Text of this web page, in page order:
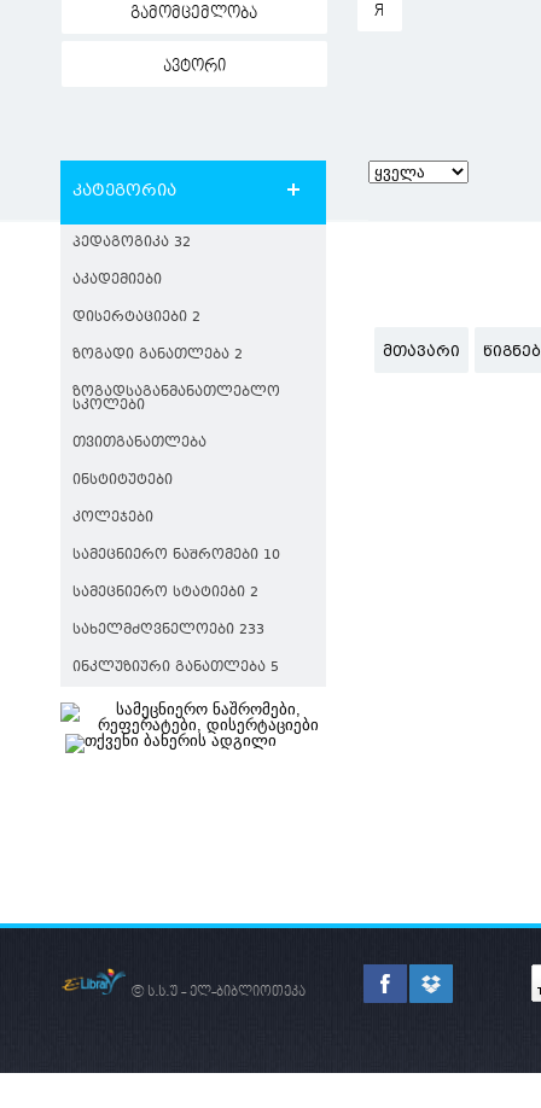
გამომცემლობა
ავტორი
Я
კატეგორია
ᲞᲔᲓᲐᲒᲝᲒᲘᲙᲐ 32
ᲐᲙᲐᲓᲔᲛᲘᲔᲑᲘ
ᲓᲘᲡᲔᲠᲢᲐᲪᲘᲔᲑᲘ 2
ᲖᲝᲒᲐᲓᲘ ᲒᲐᲜᲐᲗᲚᲔᲑᲐ 2
ᲖᲝᲒᲐᲓᲡᲐᲒᲐᲜᲛᲐᲜᲐᲗᲚᲔᲑᲚᲝ
ᲡᲙᲝᲚᲔᲑᲘ
ᲗᲕᲘᲗᲒᲐᲜᲐᲗᲚᲔᲑᲐ
ᲘᲜᲡᲢᲘᲢᲣᲢᲔᲑᲘ
ᲙᲝᲚᲔᲯᲔᲑᲘ
ᲡᲐᲛᲔᲪᲜᲘᲔᲠᲝ ᲜᲐᲨᲠᲝᲛᲔᲑᲘ 10
ᲡᲐᲛᲔᲪᲜᲘᲔᲠᲝ ᲡᲢᲐᲢᲘᲔᲑᲘ 2
ᲡᲐᲮᲔᲚᲛᲫᲦᲕᲜᲔᲚᲝᲔᲑᲘ 233
ᲘᲜᲙᲚᲣᲖᲘᲣᲠᲘ ᲒᲐᲜᲐᲗᲚᲔᲑᲐ 5
ᲛᲗᲐᲕᲐᲠᲘ
© ს.ს.უ - ელ-ბიბლიოთეკა